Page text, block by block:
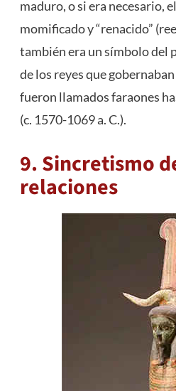
maduro, o si era necesario,
momificado y “renacido”
también era un símbolo del
de los reyes que
fueron llamados faraones
(c. 1570-1069 a. C.).
9. Sincretismo
relaciones